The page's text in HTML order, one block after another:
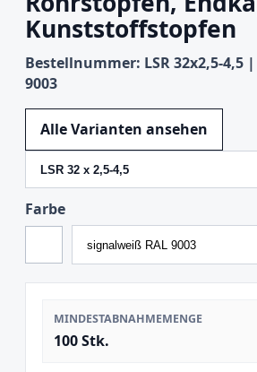
Kunststoffstopfen
Bestellnummer: LSR 32x2,5-4,5
9003
Alle Varianten ansehen
Farbe
MINDESTABNAHMEMENGE
100 Stk.